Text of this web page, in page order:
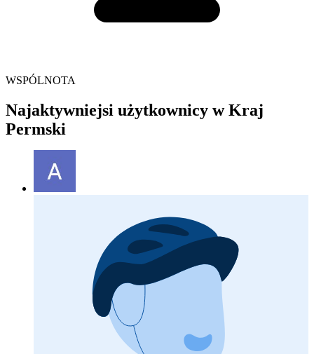
WSPÓLNOTA
Najaktywniejsi użytkownicy w Kraj
Permski